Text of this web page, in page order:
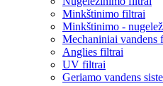
Minkštinimo filtrai
Minkštinimo -
Mechaniniai vandens
Anglies filtrai
UV filtrai
Geriamo vandens